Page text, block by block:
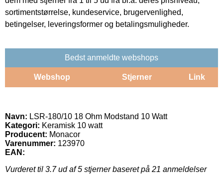
sortimentstørrelse, kundeservice, brugervenlighed,
betingelser, leveringsformer og betalingsmuligheder.
Bedst anmeldte webshops
Webshop Stjerner Link
Navn: LSR-180/10 18 Ohm Modstand 10 Watt
Kategori: Keramisk 10 watt
Producent: Monacor
Varenummer: 123970
EAN:
Vurderet til 3.7ud af 5 stjerner baseret på 21 anmeldelser